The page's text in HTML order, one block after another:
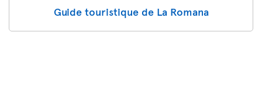
Guide touristique de La Romana